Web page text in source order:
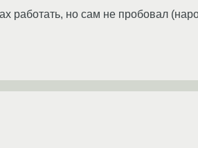
работать, но сам не пробовал